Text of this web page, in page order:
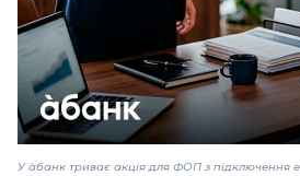
У àбанк триває акція для ФОП з підключення